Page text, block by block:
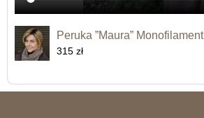
Peruka ”Maura” Monofilament
315 zł